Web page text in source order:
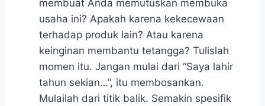
membuat Anda memutuskan membuka
usaha ini? Apakah karena kekecewaan
terhadap produk lain? Atau karena
keinginan membantu tetangga? Tulislah
momen itu. Jangan mulai dari “Saya lahir
tahun sekian…”, itu membosankan.
Mulailah dari titik balik. Semakin spesifik